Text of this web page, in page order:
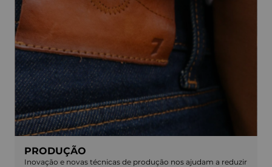
PRODUÇÃO
Inovação e novas técnicas de produção nos ajudam a reduzir